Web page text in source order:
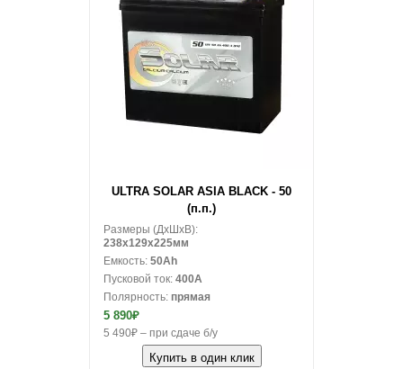
ULTRA SOLAR ASIA BLACK - 50
(п.п.)
Размеры (ДxШxВ):
238x129x225мм
Емкость: 50Ah
Пусковой ток: 400A
Полярность: прямая
5 890₽
5 490₽ – при сдаче б/у
Купить в один клик